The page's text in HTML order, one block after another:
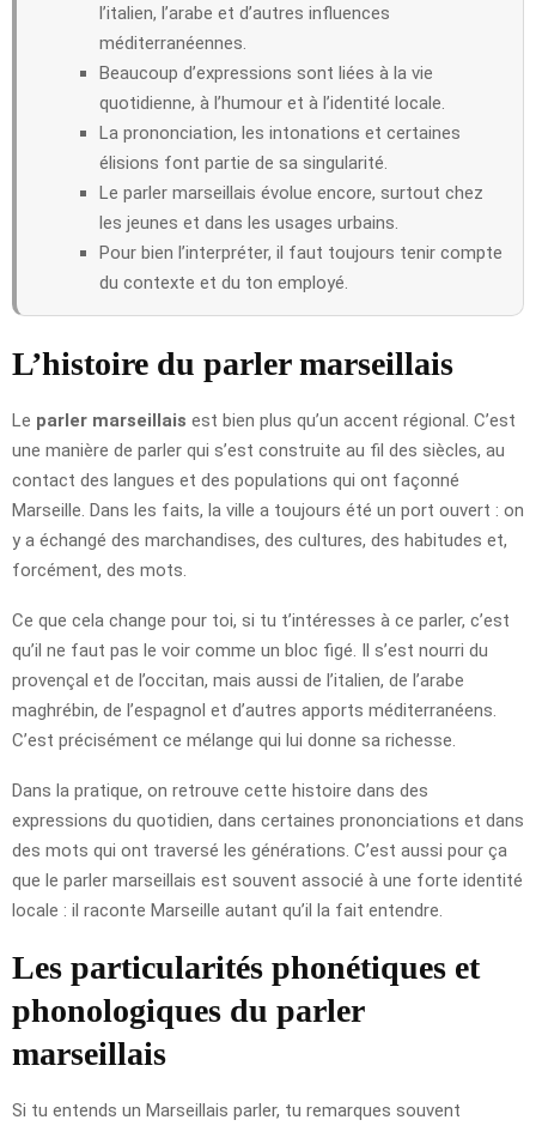
l’italien, l’arabe et d’autres influences
méditerranéennes.
Beaucoup d’expressions sont liées à la vie
quotidienne, à l’humour et à l’identité locale.
La prononciation, les intonations et certaines
élisions font partie de sa singularité.
Le parler marseillais évolue encore, surtout chez
les jeunes et dans les usages urbains.
Pour bien l’interpréter, il faut toujours tenir compte
du contexte et du ton employé.
L’histoire du parler marseillais
Le parler marseillais est bien plus qu’un accent régional. C’est
une manière de parler qui s’est construite au fil des siècles, au
contact des langues et des populations qui ont façonné
Marseille. Dans les faits, la ville a toujours été un port ouvert : on
y a échangé des marchandises, des cultures, des habitudes et,
forcément, des mots.
Ce que cela change pour toi, si tu t’intéresses à ce parler, c’est
qu’il ne faut pas le voir comme un bloc figé. Il s’est nourri du
provençal et de l’occitan, mais aussi de l’italien, de l’arabe
maghrébin, de l’espagnol et d’autres apports méditerranéens.
C’est précisément ce mélange qui lui donne sa richesse.
Dans la pratique, on retrouve cette histoire dans des
expressions du quotidien, dans certaines prononciations et dans
des mots qui ont traversé les générations. C’est aussi pour ça
que le parler marseillais est souvent associé à une forte identité
locale : il raconte Marseille autant qu’il la fait entendre.
Les particularités phonétiques et
phonologiques du parler
marseillais
Si tu entends un Marseillais parler, tu remarques souvent